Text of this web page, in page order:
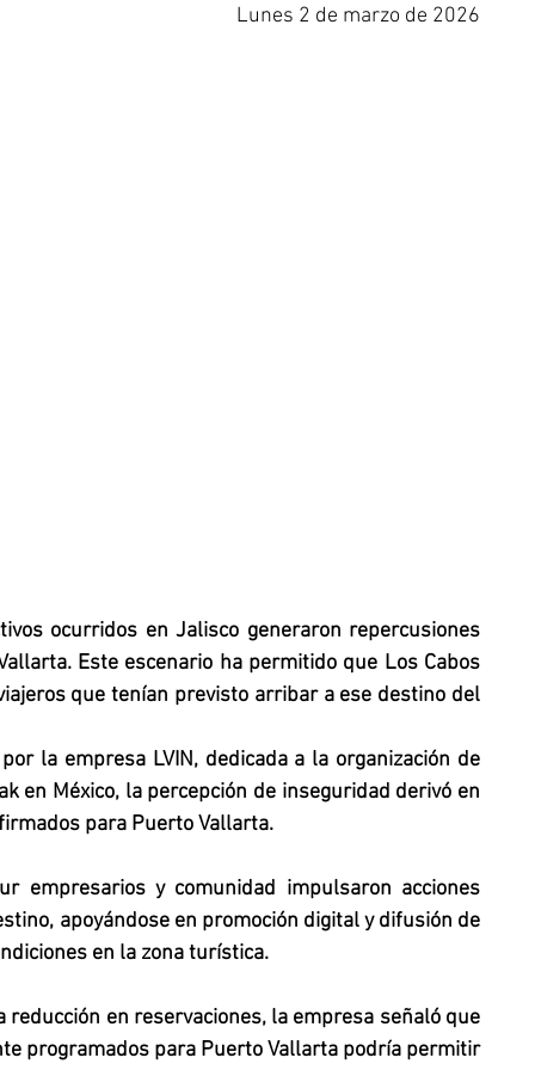
Lunes 2 de marzo de 2026
ocurridos en Jalisco generaron repercusiones
Este escenario ha permitido que Los Cabos
que tenían previsto arribar a ese destino del
la empresa LVIN, dedicada a la organización de
en México, la percepción de inseguridad derivó en
para Puerto Vallarta.
empresarios y comunidad impulsaron acciones
apoyándose en promoción digital y difusión de
en la zona turística.
en reservaciones, la empresa señaló que
programados para Puerto Vallarta podría permitir